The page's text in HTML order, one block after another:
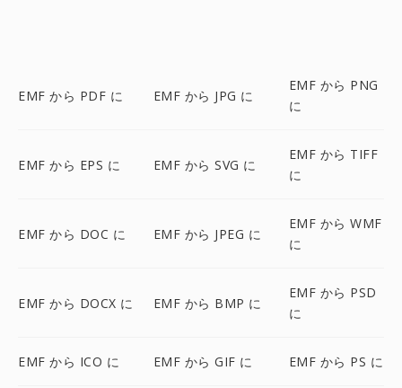
EMF から PDF に EMF から JPG に
EMF から PNG
に
EMF から EPS に EMF から SVG に
EMF から TIFF
に
EMF から DOC に EMF から JPEG に
EMF から WMF
に
EMF から DOCX に EMF から BMP に
EMF から PSD
に
EMF から ICO に EMF から GIF に EMF から PS に